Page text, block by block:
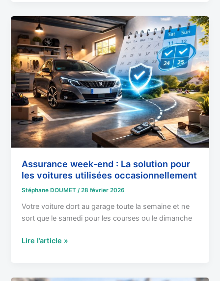
Assurance week-end : La solution pour
les voitures utilisées occasionnellement
Stéphane DOUMET/28 février 2026
Votre voiture dort au garage toute la semaine et ne
sort que le samedi pour les courses ou le dimanche
Assurance
week-
end
:
La
solution
pour
les
voitures
utilisées
occasionnellement
Lire l’article »